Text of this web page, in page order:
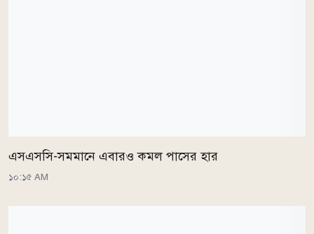
এসএসসি-সমমানে এবারও কমল পাসের হার
১০:১৫ AM